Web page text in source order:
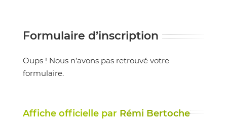
Formulaire d’inscription
Oups ! Nous n’avons pas retrouvé votre
formulaire.
Affiche officielle par Rémi Bertoche